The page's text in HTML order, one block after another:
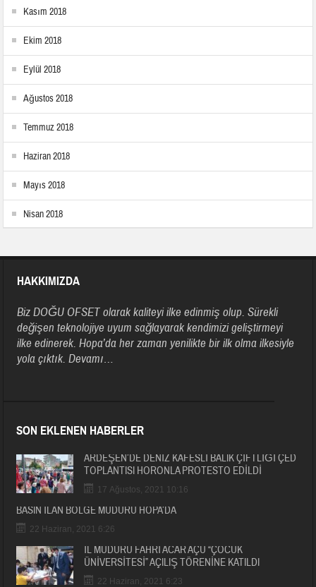
Kasım 2018
Ekim 2018
Eylül 2018
Ağustos 2018
Temmuz 2018
Haziran 2018
Mayıs 2018
Nisan 2018
HAKKIMIZDA
Biz DOĞU OFSET olarak kaliteyi ilke edinmiş olup. Sürekli
değişen teknolojiye uyum sağlayarak kendimizi geliştirmeyi
ilke edinerek. Hopa’da her zaman yenilikte bir ilk olma ilkesiyle
yola çıktık.Devamı…
SON EKLENEN HABERLER
ARDEŞEN’DE DENİZ KAFESLİ BALIK ÇİFTLİĞİ ÇED
TOPLANTISI HORONLA PROTESTO EDİLDİ
17 Ağustos, 2021 10:16
BASIN İLAN BÖLGE MÜDÜRÜ HOPA’DA
22 Haziran, 2021 6:26
İL MÜDÜRÜ FAHRİ ACAR AÇÜ “ÇOCUK
ÜNİVERSİTESİ” AÇILIŞ TÖRENİNE KATILDI
22 Haziran, 2021 6:23